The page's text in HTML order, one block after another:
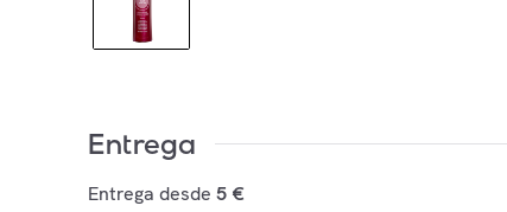
Entrega
Entrega desde 5 €